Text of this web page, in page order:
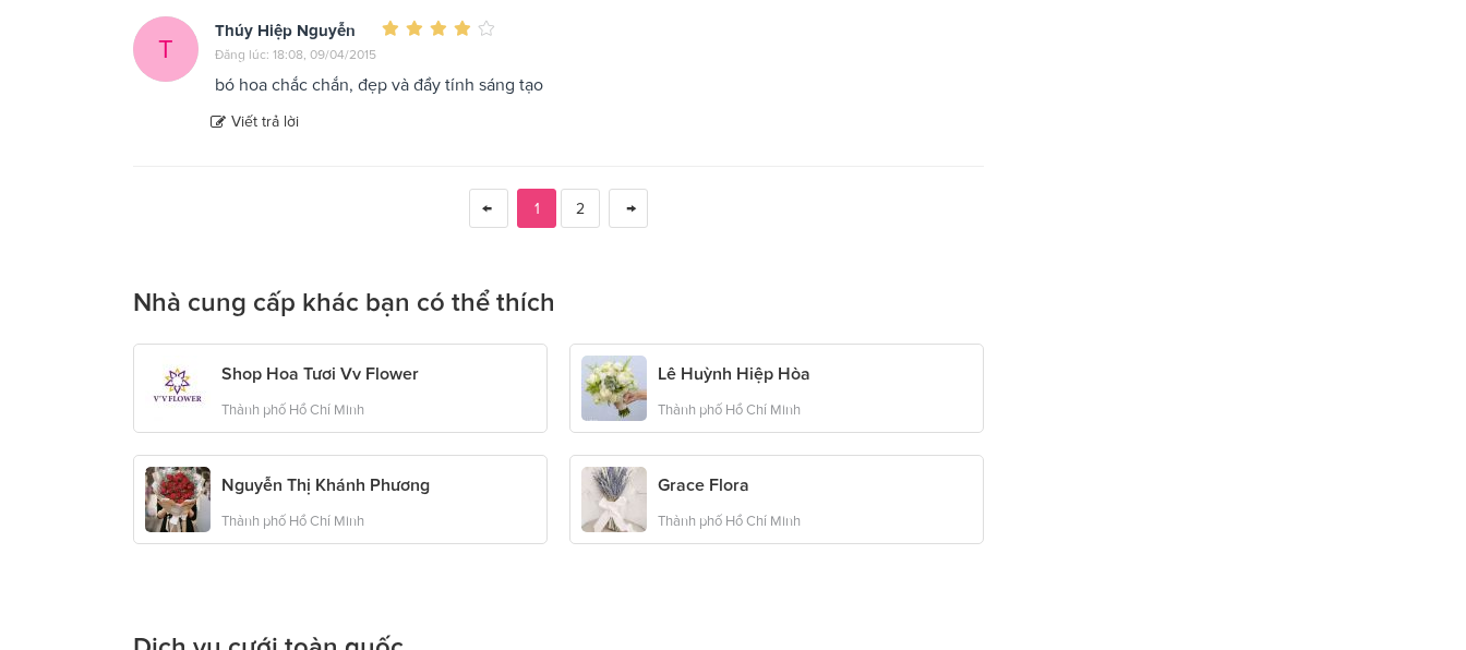
T
Thúy Hiệp Nguyễn
Đăng lúc: 18:08, 09/04/2015
bó hoa chắc chắn, đẹp và đầy tính sáng tạo
Viết trả lời
1 2
Nhà cung cấp khác bạn có thể thích
Shop Hoa Tươi Vv Flower
Thành phố Hồ Chí Minh
Lê Huỳnh Hiệp Hòa
Thành phố Hồ Chí Minh
Nguyễn Thị Khánh Phương
Thành phố Hồ Chí Minh
Grace Flora
Thành phố Hồ Chí Minh